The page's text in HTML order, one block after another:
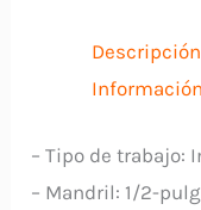
Descripción
– Tipo de trabajo:
– Mandril: 1/2-